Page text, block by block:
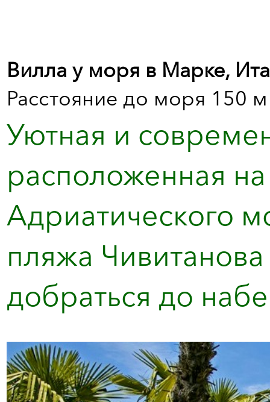
Вилла у моря в Марке,
Расстояние до моря 150 м
Уютная и
расположенная
Адриатического
пляжа
добраться до